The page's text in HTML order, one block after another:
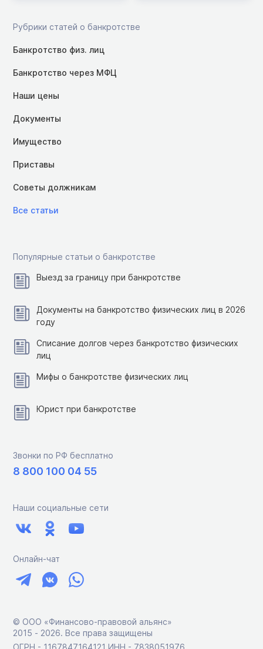
Рубрики статей о банкротстве
Банкротство физ. лиц
Банкротство через МФЦ
Наши цены
Документы
Имущество
Приставы
Советы должникам
Все статьи
Популярные статьи о банкротстве
Выезд за границу при банкротстве
Документы на банкротство физических лиц в 2026
году
Списание долгов через банкротство физических
лиц
Мифы о банкротстве физических лиц
Юрист при банкротстве
Звонки по РФ бесплатно
8 800 100 04 55
Наши социальные сети
Онлайн-чат
© ООО «Финансово-правовой альянс»
2015 ‑ 2026. Все права защищены
ОГРН - 1167847164121 ИНН - 7838051976